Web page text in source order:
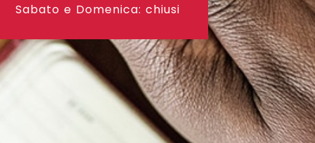
Sabato e Domenica: chiusi